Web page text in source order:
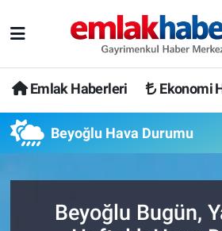
Emlak Haberleri Ekonomi
Beyoğlu Hava Durumu
Beyoğlu Bugün,